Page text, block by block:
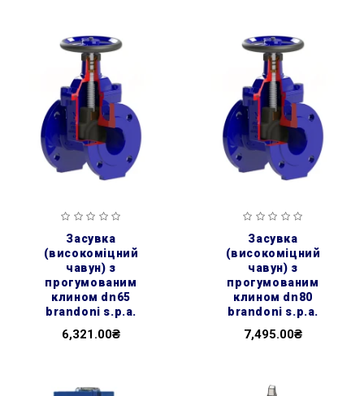
засувка
(високоміцний
чавун) з
прогумованим
клином dn65
brandoni s.p.a.
6,321.00₴
засувка
(високоміцний
чавун) з
прогумованим
клином dn80
brandoni s.p.a.
7,495.00₴